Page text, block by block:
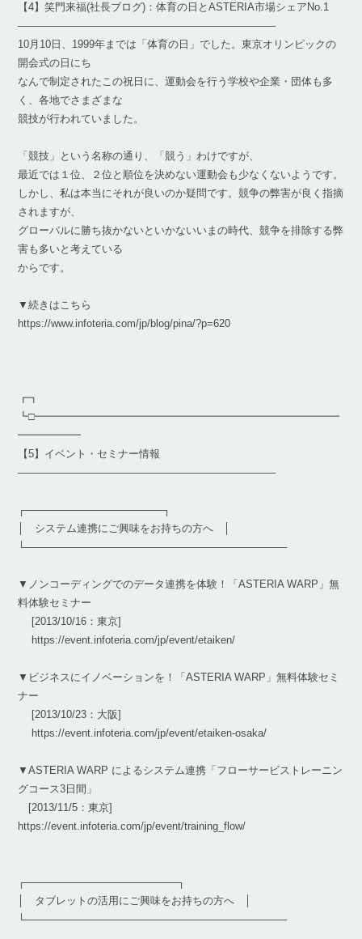
【4】笑門来福(社長ブログ)：体育の日とASTERIA市場シェアNo.1
————————————————————————–
10月10日、1999年までは「体育の日」でした。東京オリンピックの
開会式の日にち
なんで制定されたこの祝日に、運動会を行う学校や企業・団体も多
く、各地でさまざまな
競技が行われていました。
「競技」という名称の通り、「競う」わけですが、
最近では１位、２位と順位を決めない運動会も少なくないようです。
しかし、私は本当にそれが良いのか疑問です。競争の弊害が良く指摘
されますが、
グローバルに勝ち抜かないといかないいまの時代、競争を排除する弊
害も多いと考えている
からです。
▼続きはこちら
https://www.infoteria.com/jp/blog/pina/?p=620
┏┓
┗□━━━━━━━━━━━━━━━━━━━━━━━━━━━━━
━━━━━━
【5】イベント・セミナー情報
————————————————————————–
┌───────────────────┐
│ システム連携にご興味をお持ちの方へ │
└────────────────────────────────────
▼ノンコーディングでのデータ連携を体験！「ASTERIA WARP」無
料体験セミナー
[2013/10/16：東京]
https://event.infoteria.com/jp/event/etaiken/
▼ビジネスにイノベーションを！「ASTERIA WARP」無料体験セミ
ナー
[2013/10/23：大阪]
https://event.infoteria.com/jp/event/etaiken-osaka/
▼ASTERIA WARP によるシステム連携「フローサービストレーニン
グコース3日間」
[2013/11/5：東京]
https://event.infoteria.com/jp/event/training_flow/
┌─────────────────────┐
│ タブレットの活用にご興味をお持ちの方へ │
└────────────────────────────────────